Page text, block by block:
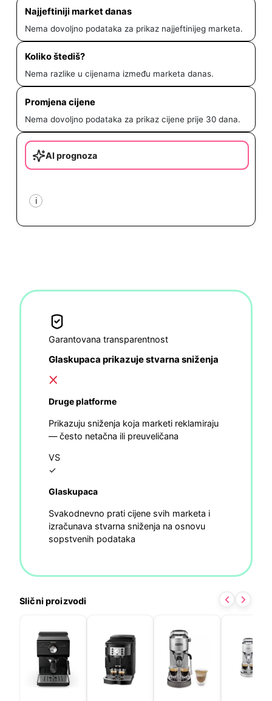
Najjeftiniji market danas
Nema dovoljno podataka za prikaz najjeftinijeg marketa.
Koliko štediš?
Nema razlike u cijenama između marketa danas.
Promjena cijene
Nema dovoljno podataka za prikaz cijene prije 30 dana.
AI prognoza
i
Garantovana transparentnost
Glaskupaca prikazuje stvarna sniženja
Druge platforme
Prikazuju sniženja koja marketi reklamiraju
— često netačna ili preuveličana
VS
✓
Glaskupaca
Svakodnevno prati cijene svih marketa i
izračunava stvarna sniženja na osnovu
sopstvenih podataka
Slični proizvodi